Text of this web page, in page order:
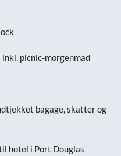
picnic-morgenmad
bagage, skatter og
hotel i Port Douglas